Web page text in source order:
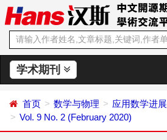
学术期刊
首页 数学与物理
应用数学进展
Vol. 9 No. 2 (February 2020)